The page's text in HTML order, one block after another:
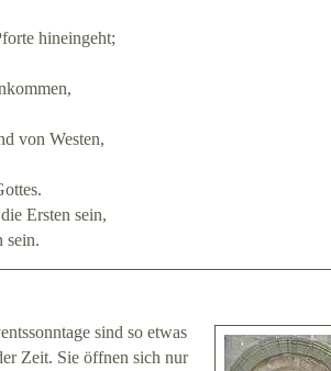
hineingeht;
von Westen,
Ersten sein,
sein.
sind so etwas
Zeit. Sie öffnen sich nur